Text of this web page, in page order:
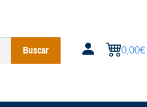
Buscar 0,00€